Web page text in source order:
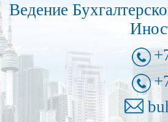
Иностранные
представительства
➩
Регистрация
➩
Ведение